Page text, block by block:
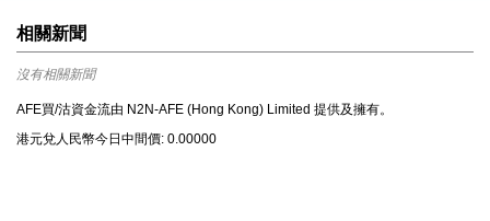
相關新聞
沒有相關新聞
AFE買/沽資金流由 N2N-AFE (Hong Kong) Limited 提供及擁有。
港元兌⼈⺠幣今⽇中間價: 0.00000